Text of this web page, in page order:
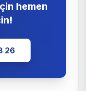
hemen
26